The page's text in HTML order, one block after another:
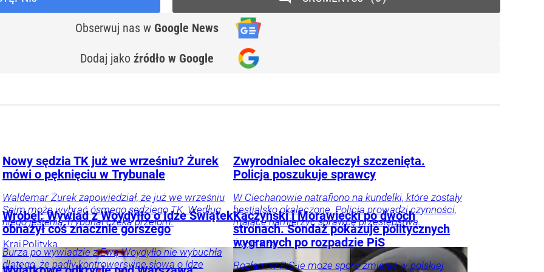
Obserwuj nas w Google News
Dodaj jako źródło w Google
Nowy sędzia TK już we wrześniu? Żurek
mówi o pęknięciu w Trybunale
Waldemar Żurek zapowiedział, że już we wrześniu
Sejm może wybrać ósmego sędziego TK. Według
niego jesienią Trybunał czeka przełom.
Kraj Polityka
Zwyrodnialec okaleczył szczenięta.
Policja poszukuje sprawcy
W Ciechanowie natrafiono na kundelki, które zostały
bestialsko okaleczone. Policja prowadzi czynności,
mające namierzyć sprawcę przestępstwa.
ŻycieKraj
Wróbel: Wywiad z Woydyłło o Idze Świątek
obnażył coś znacznie gorszego
Burza po wywiadzie z Ewą Woydyłło nie wybuchła
dlatego, że padły kontrowersyjne słowa o Idze
Kaczyński i Morawiecki po dwóch
stronach. Sondaż pokazuje politycznych
wygranych po rozpadzie PiS
Rozłam w PiS-ie może sporo zmienić w polskiej